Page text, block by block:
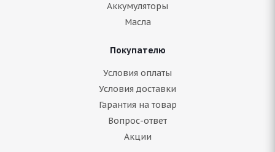
ARIVO Carlorful A/S 235/60 R18 107V
В наличии (менее 4 шт.)
Аккумуляторы
Масла
Покупателю
Условия оплаты
Условия доставки
Гарантия на товар
Вопрос-ответ
Акции